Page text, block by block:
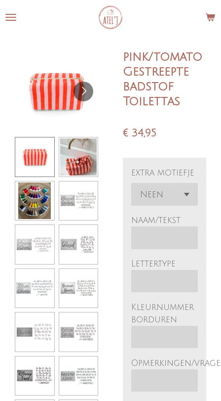
direct
pink/tomato
Gestreepte
badstof
Toilettas
€ 34,95
extra motiefje
naam/tekst
Lettertype
Kleurnummer
borduren
Opmerkingen/